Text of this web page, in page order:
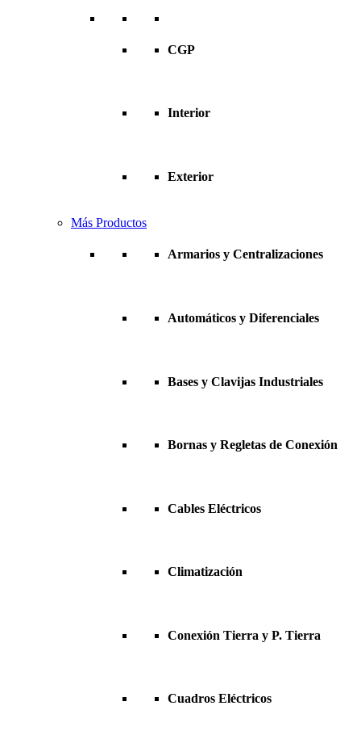
CGP
Interior
Exterior
Más Productos
Armarios y Centralizaciones
Automáticos y Diferenciales
Bases y Clavijas Industriales
Bornas y Regletas de Conexión
Cables Eléctricos
Climatización
Conexión Tierra y P. Tierra
Cuadros Eléctricos